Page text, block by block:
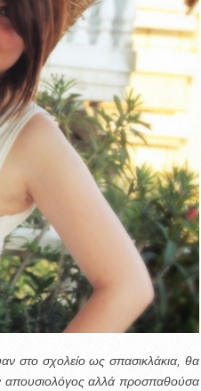
στο σχολείο ως σπασικλάκια, θα
αλλά προσπαθούσα